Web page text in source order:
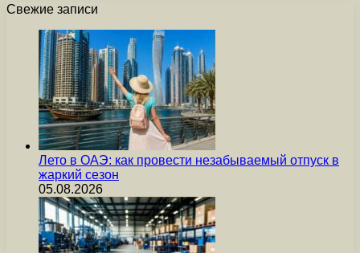
Свежие записи
Лето в ОАЭ: как провести незабываемый отпуск в
жаркий сезон
05.08.2026